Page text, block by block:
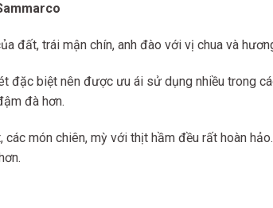
đất, trái mận chín, anh đào với vị chua và
đặc biệt nên được ưu ái sử dụng nhiều trong
đà hơn.
món chiên, mỳ với thịt hầm đều rất hoàn